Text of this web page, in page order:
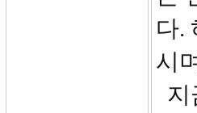
다.
시
지